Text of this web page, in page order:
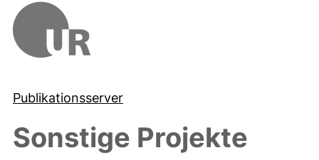
Publikationsserver
Sonstige Projekte